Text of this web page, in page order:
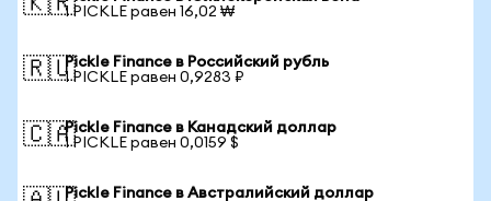
1 PICKLE равен 16,02 ₩
🇷🇺Pickle Finance в Российский рубль
1 PICKLE равен 0,9283 ₽
🇨🇦Pickle Finance в Канадский доллар
1 PICKLE равен 0,0159 $
Pickle Finance в Австралийский доллар